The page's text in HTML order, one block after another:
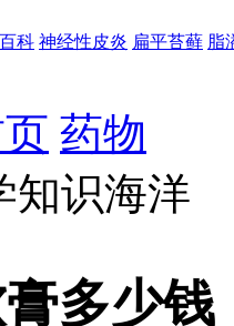
科 神经性皮炎 扁平苔藓 脂
药物
知识海洋
多少钱